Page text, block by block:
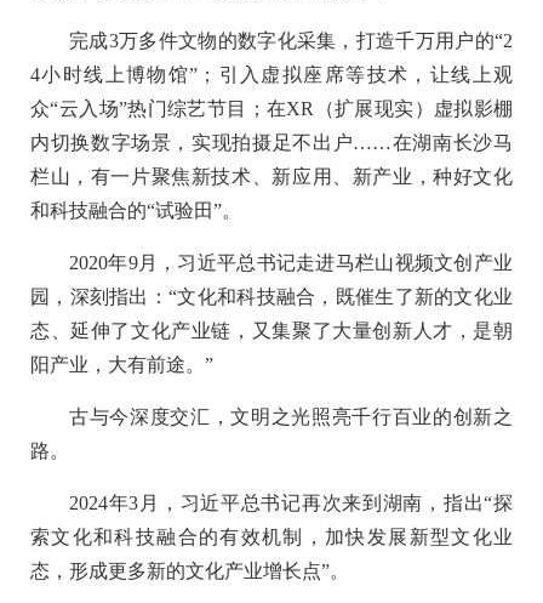
完成3万多件文物的数字化采集，打造千万用户的“2
4小时线上博物馆”；引入虚拟座席等技术，让线上观
众“云入场”热门综艺节目；在XR（扩展现实）虚拟影棚
内切换数字场景，实现拍摄足不出户……在湖南长沙马
栏山，有一片聚焦新技术、新应用、新产业，种好文化
和科技融合的“试验田”。
2020年9月，习近平总书记走进马栏山视频文创产业
园，深刻指出：“文化和科技融合，既催生了新的文化业
态、延伸了文化产业链，又集聚了大量创新人才，是朝
阳产业，大有前途。”
古与今深度交汇，文明之光照亮千行百业的创新之
路。
2024年3月，习近平总书记再次来到湖南，指出“探
索文化和科技融合的有效机制，加快发展新型文化业
态，形成更多新的文化产业增长点”。